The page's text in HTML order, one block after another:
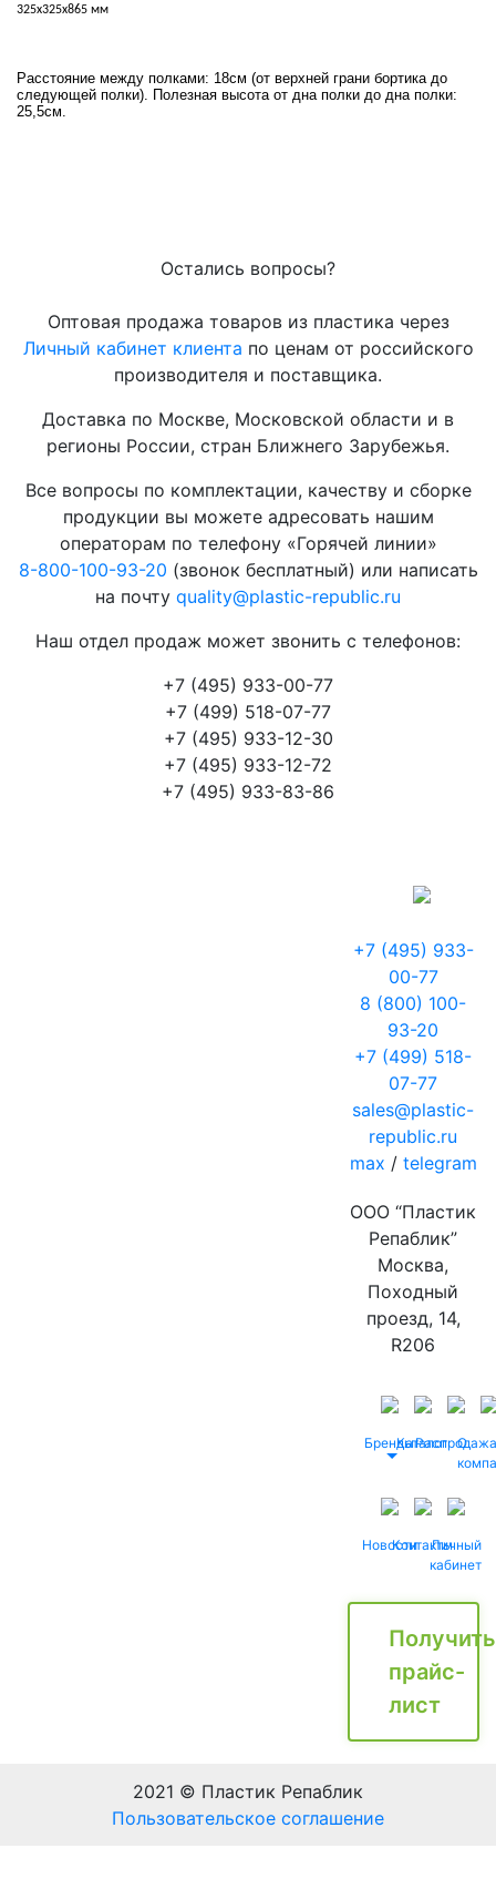
325х325х865 мм
Расстояние между полками: 18см (от верхней грани бортика до
следующей полки). Полезная высота от дна полки до дна полки:
25,5см.
Остались вопросы?
Оптовая продажа товаров из пластика через
Личный кабинет клиента по ценам от российского
производителя и поставщика.
Доставка по Москве, Московской области и в
регионы России, стран Ближнего Зарубежья.
Все вопросы по комплектации, качеству и сборке
продукции вы можете адресовать нашим
операторам по телефону «Горячей линии»
8-800-100-93-20 (звонок бесплатный) или написать
на почту quality@plastic-republic.ru
Наш отдел продаж может звонить с телефонов:
+7 (495) 933-00-77
+7 (499) 518-07-77
+7 (495) 933-12-30
+7 (495) 933-12-72
+7 (495) 933-83-86
+7 (495) 933-
00-77
8 (800) 100-
93-20
+7 (499) 518-
07-77
sales@plastic-
republic.ru
max / telegram
ООО “Пластик
Репаблик”
Москва,
Походный
проезд, 14,
R206
БрендыКаталог
Распродажа
О
НовостиКонтактыЛичный
кабинет
Получить
прайс-
лист
2021 © Пластик Репаблик
Пользовательское соглашение